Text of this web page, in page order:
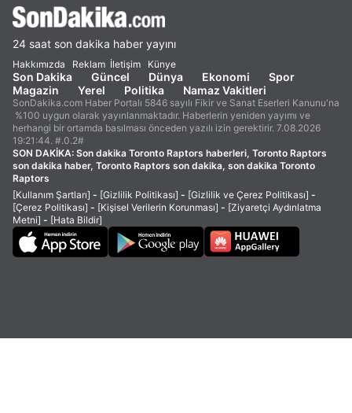
24 saat son dakika haber yayını
Hakkımızda Reklam İletişim Künye
Son Dakika Güncel Dünya Ekonomi
Spor
Magazin
Yerel Politika Namaz Vakitleri
SonDakika.com Haber Portalı 5846 sayılı Fikir ve Sanat Eserleri Kanunu'na
%100 uygun olarak yayınlanmaktadır. Haberlerin yeniden yayımı ve
herhangi bir ortamda basılması önceden yazılı izin gerektirir. 7.08.2026
19:21:44. #.0.2#
SON DAKİKA: Son dakika Toronto Raptors haberleri, Toronto Raptors
son dakika haber, Toronto Raptors son dakika, son dakika Toronto
Raptors
[Kullanım Şartları] - [Gizlilik Politikası] - [Gizlilik ve Çerez Politikası] -
[Çerez Politikası] - [Kişisel Verilerin Korunması] - [Ziyaretçi Aydınlatma
Metni] - [Hata Bildir]